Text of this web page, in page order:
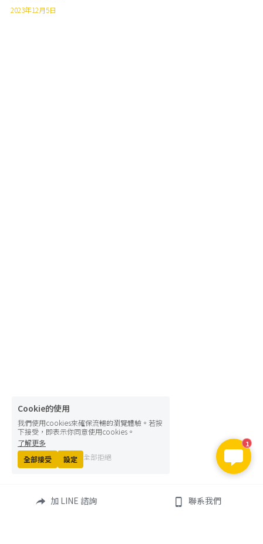
info@omniedu.co
2023年12月5日Bond University
加 LINE 諮詢 聯系我們
Cookie的使用
我們使用cookies來確保流暢的瀏覽體驗。若按
下接受，即表示你同意使用cookies。
了解更多
全部接受
設定 全部拒絕
1